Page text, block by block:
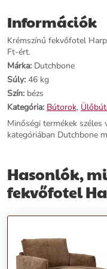
Információk
Krémszínű fekvőfotel
Ft-ért.
Márka: Dutchbone
Súly: 46 kg
Szín: bézs
Kategória: Bútorok,
Minőségi termékek széles
kategóriában Dutchbone
Hasonlók,
fekvőfotel